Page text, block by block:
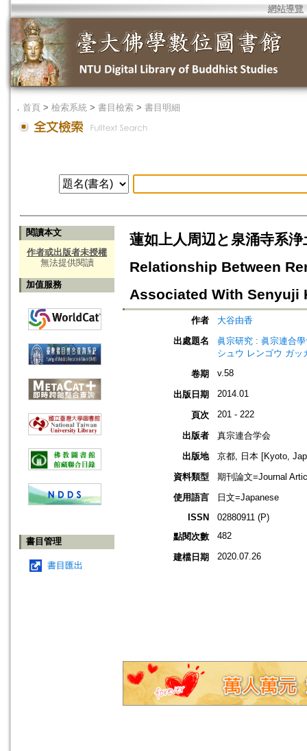
網站導覽
． 首頁 > 檢索系統 > 書目檢索 > 書目明細
閱讀本文
作者或出版者未授權
無法提供閱讀
加值服務
書目管理
書目匯出
蓮如上人周辺と泉涌寺系
Relationship Between
Associated With Senyuji
作者
大谷由香
出處題名
眞宗研究 : 眞宗連合
シュウ レンゴウ ガッ
卷期
v.58
出版日期 2014.01
頁次 201 - 222
出版者
真宗連合学会
出版地
京都, 日本 [Kyoto,
資料類型
期刊論文=Journal
使用語言
日文=Japanese
ISSN
02880911 (P)
點閱次數
482
建檔日期 2020.07.26